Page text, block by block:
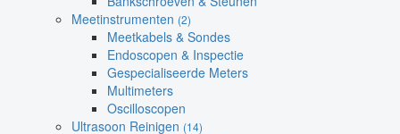
Meetinstrumenten (2)
Meetkabels & Sondes
Endoscopen & Inspectie
Gespecialiseerde Meters
Multimeters
Oscilloscopen
Ultrasoon Reinigen (14)